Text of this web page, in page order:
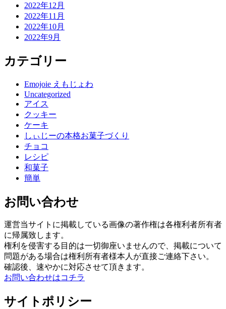
2022年12月
2022年11月
2022年10月
2022年9月
カテゴリー
Emojoie えもじょわ
Uncategorized
アイス
クッキー
ケーキ
しぃじーの本格お菓子づくり
チョコ
レシピ
和菓子
簡単
お問い合わせ
運営当サイトに掲載している画像の著作権は各権利者所有者
に帰属致します。
権利を侵害する目的は一切御座いませんので、掲載について
問題がある場合は権利所有者様本人が直接ご連絡下さい。
確認後、速やかに対応させて頂きます。
お問い合わせはコチラ
サイトポリシー